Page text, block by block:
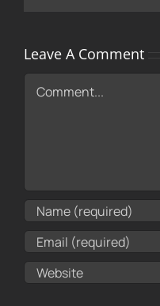
Leave A Comment